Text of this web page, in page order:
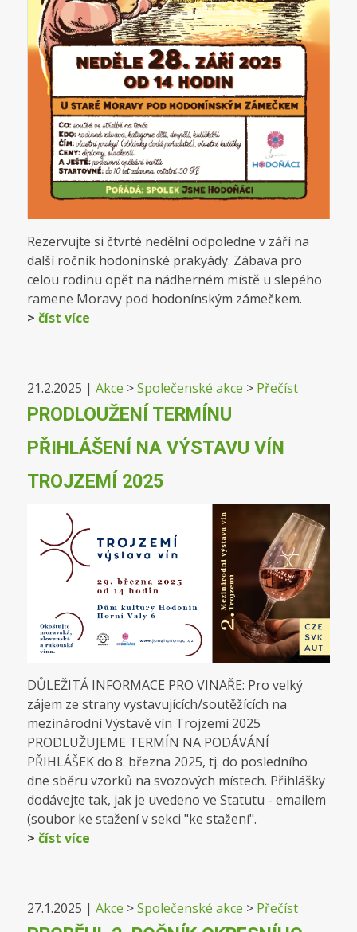
Rezervujte si čtvrté nedělní odpoledne v září na
další ročník hodonínské prakyády. Zábava pro
celou rodinu opět na nádherném místě u slepého
ramene Moravy pod hodonínským zámečkem.
> číst více
21.2.2025 | Akce >Společenské akce > Přečíst
PRODLOUŽENÍ TERMÍNU
PŘIHLÁŠENÍ NA VÝSTAVU VÍN
TROJZEMÍ 2025
DŮLEŽITÁ INFORMACE PRO VINAŘE: Pro velký
zájem ze strany vystavujících/soutěžících na
mezinárodní Výstavě vín Trojzemí 2025
PRODLUŽUJEME TERMÍN NA PODÁVÁNÍ
PŘIHLÁŠEK do 8. března 2025, tj. do posledního
dne sběru vzorků na svozových místech. Přihlášky
dodávejte tak, jak je uvedeno ve Statutu - emailem
(soubor ke stažení v sekci "ke stažení".
> číst více
27.1.2025 | Akce >Společenské akce > Přečíst